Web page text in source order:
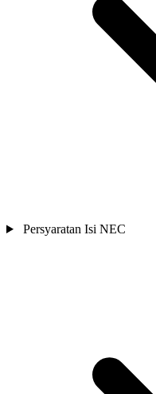
Persyaratan Isi NEC